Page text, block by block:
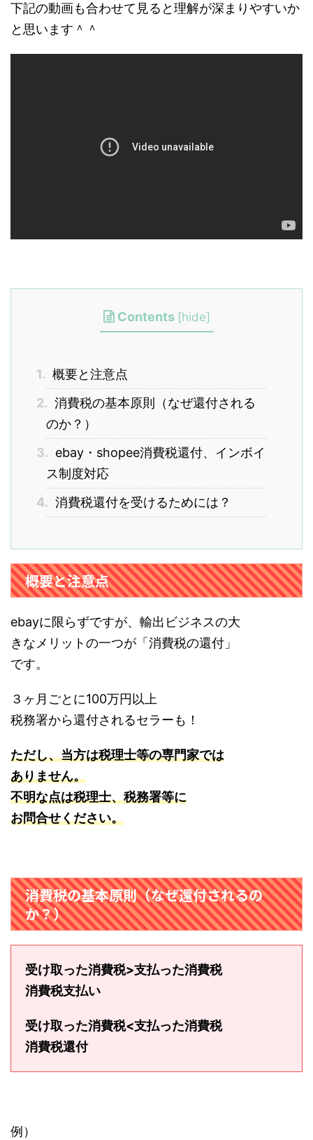
下記の動画も合わせて見ると理解が深まりやすいか
と思います＾＾
Contents [hide]
1. 概要と注意点
2. 消費税の基本原則（なぜ還付される
のか？）
3. ebay・shopee消費税還付、インボイ
ス制度対応
4. 消費税還付を受けるためには？
概要と注意点
ebayに限らずですが、輸出ビジネスの大
きなメリットの一つが「消費税の還付」
です。
３ヶ月ごとに100万円以上
税務署から還付されるセラーも！
ただし、当方は税理士等の専門家では
ありません。
不明な点は税理士、税務署等に
お問合せください。
消費税の基本原則（なぜ還付されるの
か？）
受け取った消費税>支払った消費税
消費税支払い
受け取った消費税<支払った消費税
消費税還付
例）